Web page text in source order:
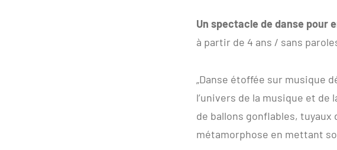
Un spectacle de danse pour
à partir de 4 ans / sans
„Danse étoffée sur musique
l’univers de la musique et de
de ballons gonflables, tuyaux
métamorphose en mettant